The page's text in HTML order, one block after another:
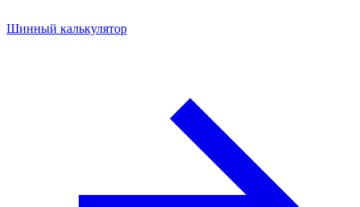
Шинный калькулятор